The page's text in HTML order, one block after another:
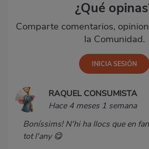
¿Qué
Comparte comentarios,
la Comunidad.
RAQUEL CONSUMISTA
Hace 4 meses 1 semana
Boníssims! N'hi ha llocs que en
tot l'any 😋